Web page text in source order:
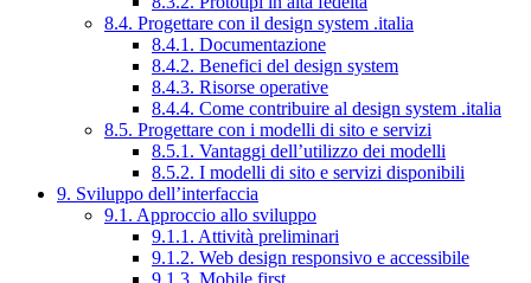
8.4. Progettare con il design system .italia
8.4.1. Documentazione
8.4.2. Benefici del design system
8.4.3. Risorse operative
8.4.4. Come contribuire al design system .italia
8.5. Progettare con i modelli di sito e servizi
8.5.1. Vantaggi dell’utilizzo dei modelli
8.5.2. I modelli di sito e servizi disponibili
9. Sviluppo dell’interfaccia
9.1. Approccio allo sviluppo
9.1.1. Attività preliminari
9.1.2. Web design responsivo e accessibile
9.1.3. Mobile first